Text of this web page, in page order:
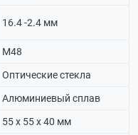
16.4 -2.4 мм
М48
Оптические стекла
Алюминиевый сплав
55 х 55 х 40 мм